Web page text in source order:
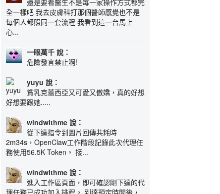
還是要看醫生不是每一家操作方式都完
全一樣吧 我去皮膚科打那個醫師感覺也不是
每個人都照同一套流程 我看到這一台馬上
心...
一眼萬千 說：
危險發言禁止啊!
yuyu 說：
貧乳克蕾西亞又可愛又傲嬌，真的好想
好想要跟她.....
windwithme 說：
從下達指令到圖片回傳共耗時
2m34s，OpenClaw工作階段記錄此次代理任
務使用56.5K Token。 接...
windwithme 說：
進入工作區頁面，即可確認剛下達的代
理任務已成功加入排程。 到達預定時間後，